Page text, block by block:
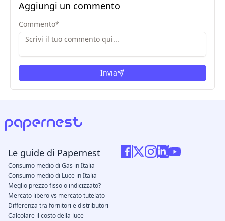
Aggiungi un commento
Commento*
Invia
Le guide di Papernest
Consumo medio di Gas in Italia
Consumo medio di Luce in Italia
Meglio prezzo fisso o indicizzato?
Mercato libero vs mercato tutelato
Differenza tra fornitori e distributori
Calcolare il costo della luce